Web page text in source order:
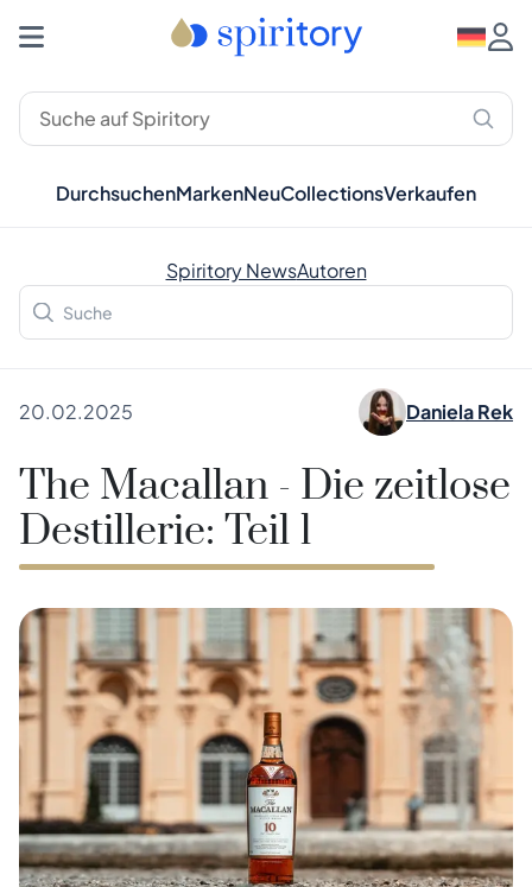
DurchsuchenMarkenNeuCollectionsVerkaufen
Spiritory NewsAutoren
20.02.2025 Daniela Rek
The Macallan - Die zeitlose
Destillerie: Teil 1